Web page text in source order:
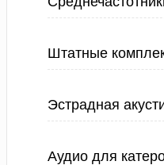
Штатные
Эстрадная
Аудио для